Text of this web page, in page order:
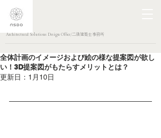
Architectural Solutions Design Office/二級建築士事務所
全体計画のイメージおよび絵の様な提案図が欲し
い！3D提案図がもたらすメリットとは？
更新日： 1月10日